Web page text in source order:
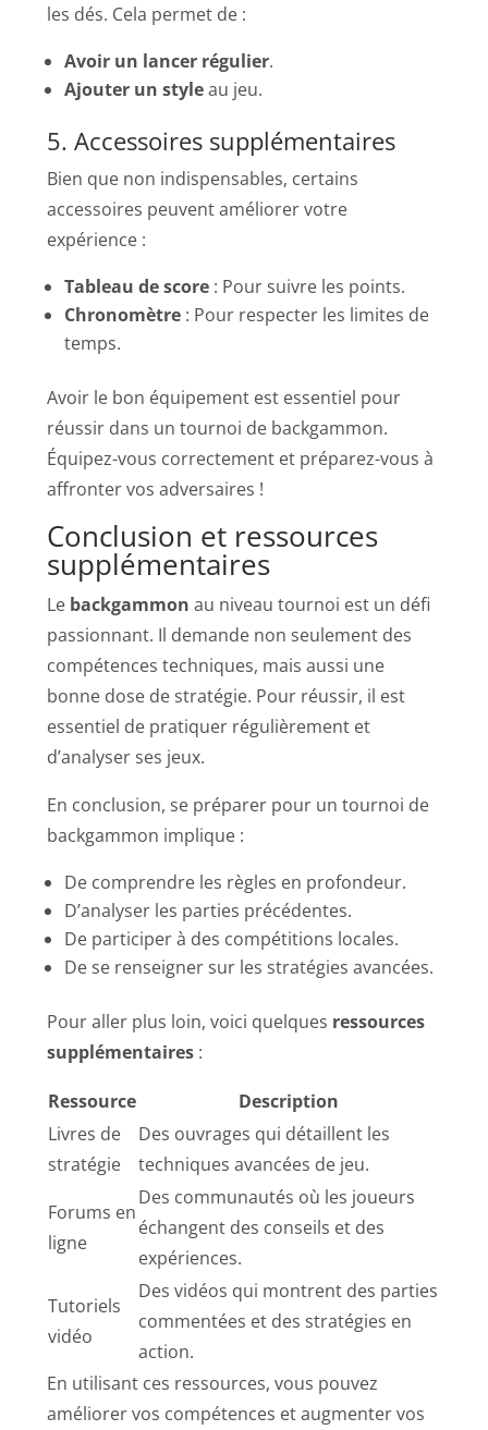
les dés. Cela permet de :
Avoir un lancer régulier.
Ajouter un styleau jeu.
5. Accessoires supplémentaires
Bien que non indispensables, certains
accessoires peuvent améliorer votre
expérience :
Tableau de score : Pour suivre les points.
Chronomètre : Pour respecter les limites de
temps.
Avoir le bon équipement est essentiel pour
réussir dans un tournoi de backgammon.
Équipez-vous correctement et préparez-vous à
affronter vos adversaires !
Conclusion et ressources
supplémentaires
Le backgammon au niveau tournoi est un défi
passionnant. Il demande non seulement des
compétences techniques, mais aussi une
bonne dose de stratégie. Pour réussir, il est
essentiel de pratiquer régulièrement et
d’analyser ses jeux.
En conclusion, se préparer pour un tournoi de
backgammon implique :
De comprendre les règles en profondeur.
D’analyser les parties précédentes.
De participer à des compétitions locales.
De se renseigner sur les stratégies avancées.
Pour aller plus loin, voici quelques ressources
supplémentaires :
Ressource
Description
Livres de
stratégie
Des ouvrages qui détaillent les
techniques avancées de jeu.
Forums en
ligne
Des communautés où les joueurs
échangent des conseils et des
expériences.
Tutoriels
vidéo
Des vidéos qui montrent des parties
commentées et des stratégies en
action.
En utilisant ces ressources, vous pouvez
améliorer vos compétences et augmenter vos